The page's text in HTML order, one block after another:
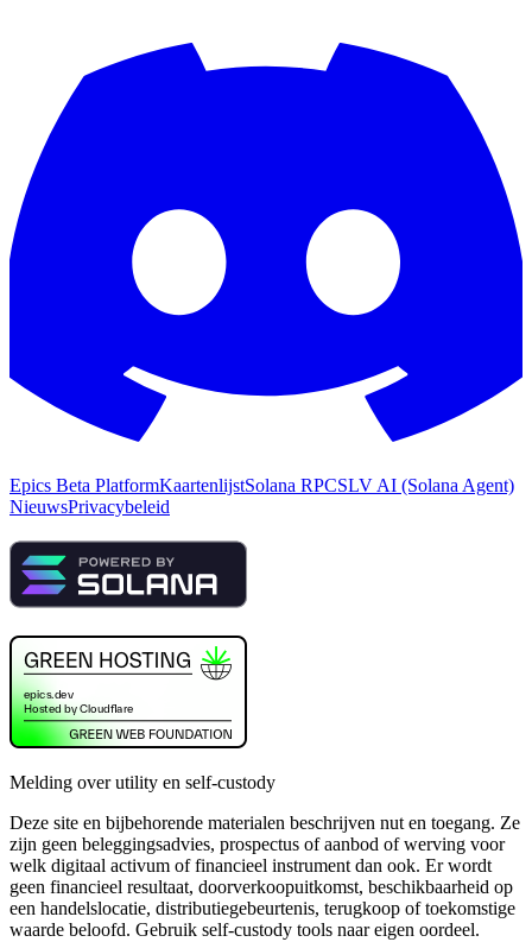
Epics Beta PlatformKaartenlijstSolana RPCSLV AI (Solana Agent)
NieuwsPrivacybeleid
Melding over utility en self-custody
Deze site en bijbehorende materialen beschrijven nut en toegang. Ze
zijn geen beleggingsadvies, prospectus of aanbod of werving voor
welk digitaal activum of financieel instrument dan ook. Er wordt
geen financieel resultaat, doorverkoopuitkomst, beschikbaarheid op
een handelslocatie, distributiegebeurtenis, terugkoop of toekomstige
waarde beloofd. Gebruik self-custody tools naar eigen oordeel.